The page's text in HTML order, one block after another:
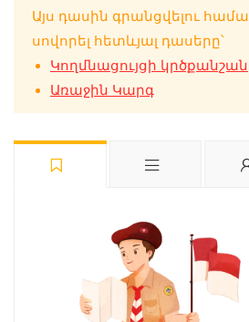
Այս դասին գրանցվելու
սովորել հետևյալ դասերը՝
Կողմնացույցի կրծքանշան
Առաջին Կարգ